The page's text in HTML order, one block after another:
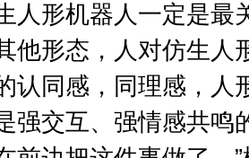
人形机器人一定是最
他形态，人对仿生人
认同感，同理感，人
强交互、强情感共鸣